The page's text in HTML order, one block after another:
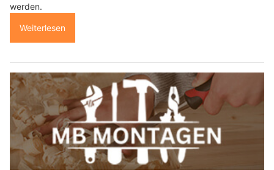
werden.
Weiterlesen